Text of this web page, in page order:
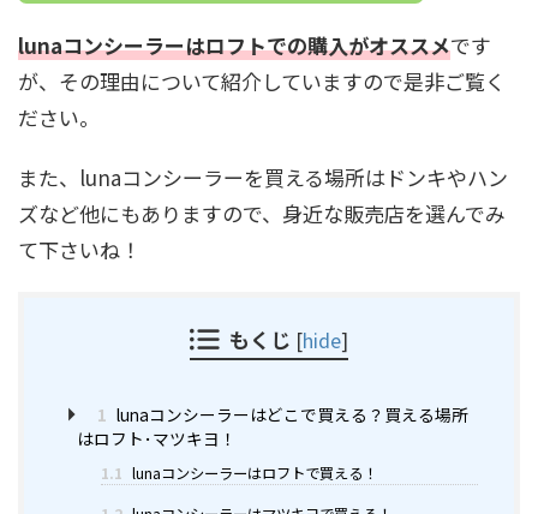
lunaコンシーラーはロフトでの購入がオススメです
が、その理由について紹介していますので是非ご覧く
ださい。
また、lunaコンシーラーを買える場所はドンキやハン
ズなど他にもありますので、身近な販売店を選んでみ
て下さいね！
もくじ [hide]
1 lunaコンシーラーはどこで買える？買える場所
はロフト･マツキヨ！
1.1 lunaコンシーラーはロフトで買える！